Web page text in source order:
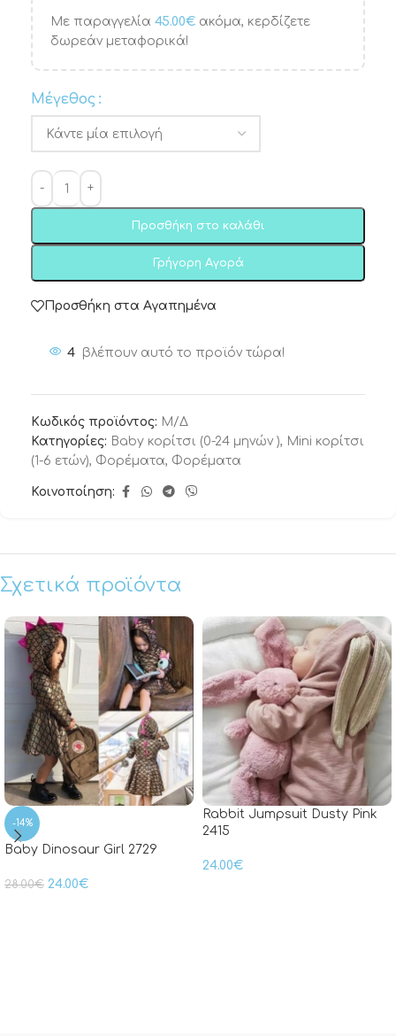
Με παραγγελία 45.00€ ακόμα, κερδίζετε
δωρεάν μεταφορικά!
Μέγεθος
Προσθήκη στο καλάθι
Γρήγορη Αγορά
Προσθήκη στα Αγαπημένα
4 βλέπουν αυτό το προϊόν τώρα!
Κωδικός προϊόντος: Μ/Δ
Κατηγορίες: Baby κορίτσι (0-24 μηνών ), Mini κορίτσι
(1-6 ετών), Φορέματα, Φορέματα
Κοινοποίηση:
Σχετικά προϊόντα
-14%
Baby Dinosaur Girl 2729
28.00€ 24.00€
Rabbit Jumpsuit Dusty Pink
2415
24.00€